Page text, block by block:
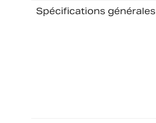
Spécifications générales